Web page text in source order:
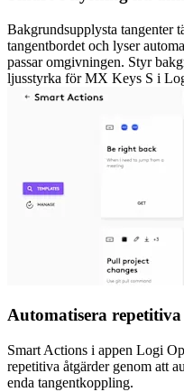
Bakgrundsupplysta tangenter
tangentbordet och lyser
passar omgivningen. Styr
ljusstyrka för MX Keys S i
Automatisera
Smart Actions i appen Logi
repetitiva åtgärder genom att
enda tangentkoppling.